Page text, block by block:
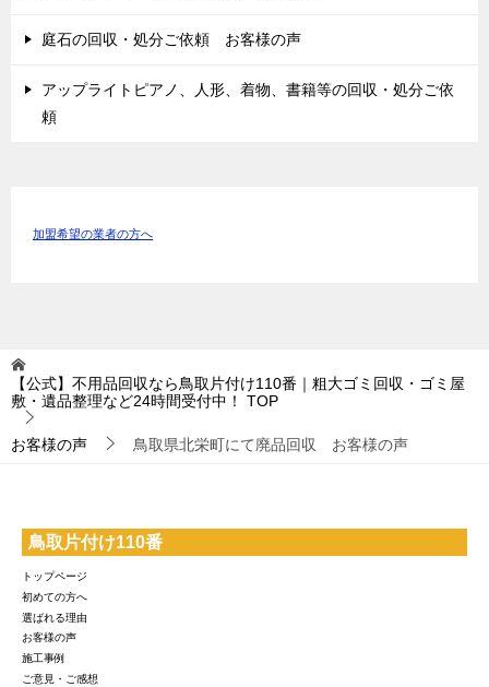
庭石の回収・処分ご依頼 お客様の声
アップライトピアノ、人形、着物、書籍等の回収・処分ご依
頼
加盟希望の業者の方へ
【公式】不用品回収なら鳥取片付け110番｜粗大ゴミ回収・ゴミ屋
敷・遺品整理など24時間受付中！
TOP
お客様の声 鳥取県北栄町にて廃品回収 お客様の声
鳥取片付け110番
トップページ
初めての方へ
選ばれる理由
お客様の声
施工事例
ご意見・ご感想